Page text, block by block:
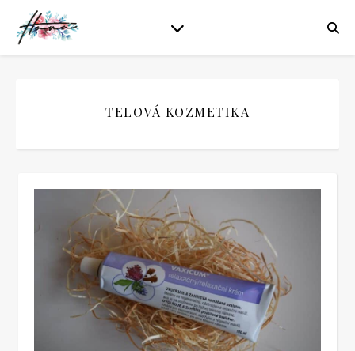
TELOVÁ KOZMETIKA